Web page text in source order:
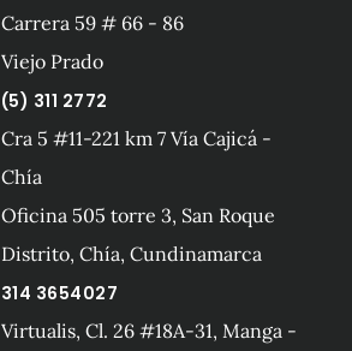
Carrera 59 # 66 - 86
Viejo Prado
(5) 311 2772
Cra 5 #11-221 km 7 Vía Cajicá -
Chía
Oficina 505 torre 3, San Roque
Distrito, Chía, Cundinamarca
314 3654027
Virtualis, Cl. 26 #18A-31, Manga -